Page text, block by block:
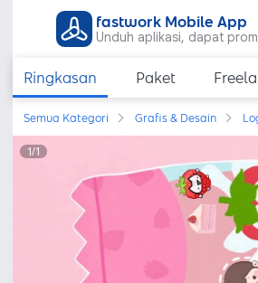
fastwork Mobile App
Unduh aplikasi, dapat
Ringkasan Paket
Semua Kategori Grafis & Desain
1/1